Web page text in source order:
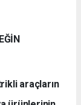
araçların